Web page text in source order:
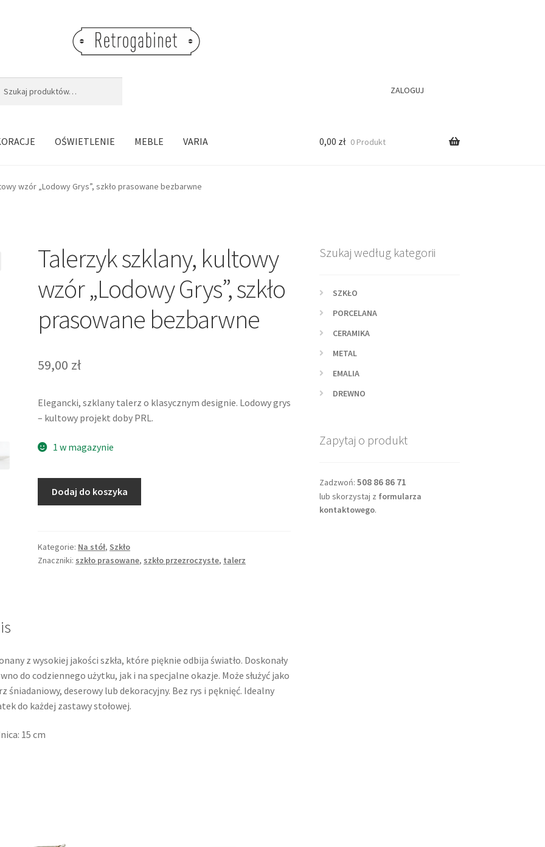
ZALOGUJ
OŚWIETLENIE MEBLE VARIA 0,00 zł 0 Produkt
wzór „Lodowy Grys”, szkło prasowane bezbarwne
Talerzyk szklany, kultowy
wzór „Lodowy Grys”, szkło
prasowane bezbarwne
59,00 zł
Elegancki, szklany talerz o klasycznym designie. Lodowy grys
– kultowy projekt doby PRL.
1 w magazynie
wzór
"Lodowy
Dodaj do koszyka
Kategorie: Na stół, Szkło
Znaczniki: szkło prasowane, szkło przezroczyste, talerz
z wysokiej jakości szkła, które pięknie odbija światło. Doskonały
do codziennego użytku, jak i na specjalne okazje. Może służyć jako
śniadaniowy, deserowy lub dekoracyjny. Bez rys i pęknięć. Idealny
do każdej zastawy stołowej.
15 cm
Szukaj według kategorii
SZKŁO
PORCELANA
CERAMIKA
METAL
EMALIA
DREWNO
Zapytaj o produkt
Zadzwoń: 508 86 86 71
lub skorzystaj z formularza
kontaktowego.